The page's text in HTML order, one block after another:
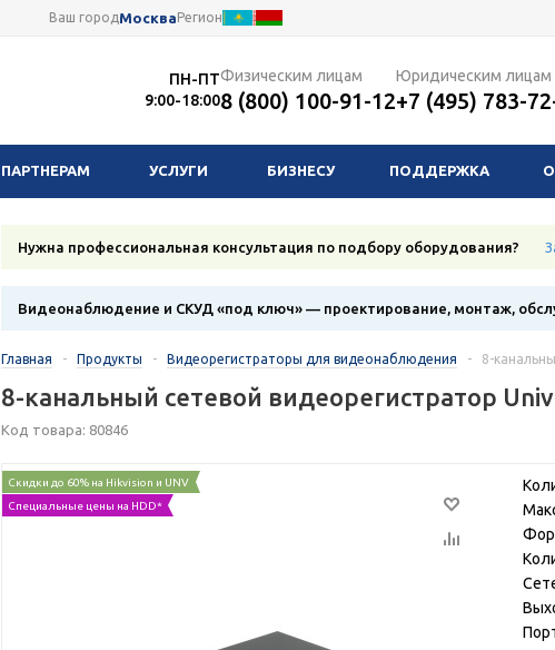
Ваш городМоскваРегион
ПН-ПТ
9:00-18:00
Физическим лицам
8 (800) 100-91-12
Юридическим лицам
+7 (495) 783-
ПАРТНЕРАМ УСЛУГИ БИЗНЕСУ ПОДДЕРЖКА
Нужна профессиональная консультация по подбору оборудования?
Видеонаблюдение и СКУД «под ключ» — проектирование, монтаж,
Главная - Продукты - Видеорегистраторы для видеонаблюдения - 8-
8-канальный сетевой видеорегистратор
Код товара: 80846
Скидки до 60% на Hikvision и UNV
Специальные цены на HDD*